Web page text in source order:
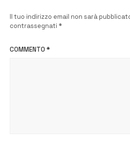
Il tuo indirizzo email non sarà
contrassegnati *
COMMENTO *